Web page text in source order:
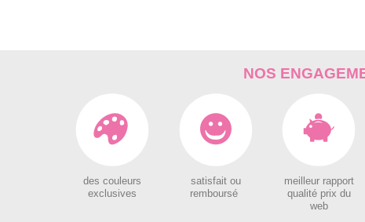
NOS
des couleurs
exclusives
satisfait ou
remboursé
meilleur rapport
qualité prix du
web